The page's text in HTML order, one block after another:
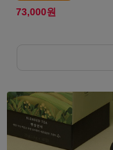
73,000원